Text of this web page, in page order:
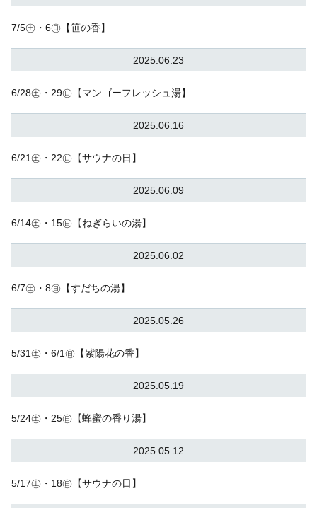
7/5㊏・6㊐【笹の香】
2025.06.23
6/28㊏・29㊐【マンゴーフレッシュ湯】
2025.06.16
6/21㊏・22㊐【サウナの日】
2025.06.09
6/14㊏・15㊐【ねぎらいの湯】
2025.06.02
6/7㊏・8㊐【すだちの湯】
2025.05.26
5/31㊏・6/1㊐【紫陽花の香】
2025.05.19
5/24㊏・25㊐【蜂蜜の香り湯】
2025.05.12
5/17㊏・18㊐【サウナの日】